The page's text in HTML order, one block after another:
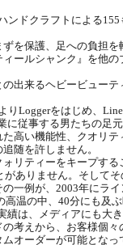
ンドクラフトによる
を保護、足への負担を
ールシャンク』を他の
出来るヘビービューテ
りLoggerをはじめ、
に従事する男たちの足
高い機能性、クオリ
随を許しません。
リティーをキープす
がありません。そして
一例が、2003年にラ
温の中、40分にも及ぶ
績は、メディアにも大き
考えから、お客様個
オーダーが可能となっ